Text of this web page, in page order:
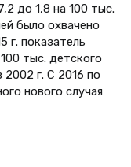
до 1,8 на 100 тыс.
было охвачено
г. показатель
тыс. детского
2002 г. С 2016 по
нового случая